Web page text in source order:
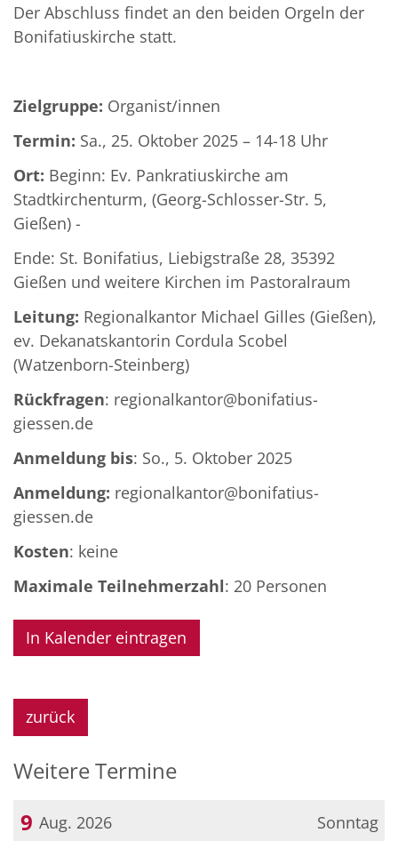
Der Abschluss findet an den beiden Orgeln der
Bonifatiuskirche statt.
Zielgruppe: Organist/innen
Termin: Sa., 25. Oktober 2025 – 14-18 Uhr
Ort: Beginn: Ev. Pankratiuskirche am
Stadtkirchenturm, (Georg-Schlosser-Str. 5,
Gießen) -
Ende: St. Bonifatius, Liebigstraße 28, 35392
Gießen und weitere Kirchen im Pastoralraum
Leitung: Regionalkantor Michael Gilles (Gießen),
ev. Dekanatskantorin Cordula Scobel
(Watzenborn-Steinberg)
Rückfragen: regionalkantor@bonifatius-
giessen.de
Anmeldung bis: So., 5. Oktober 2025
Anmeldung: regionalkantor@bonifatius-
giessen.de
Kosten: keine
Maximale Teilnehmerzahl: 20 Personen
In Kalender eintragen
zurück
Weitere Termine
Sonntag
9 Aug. 2026